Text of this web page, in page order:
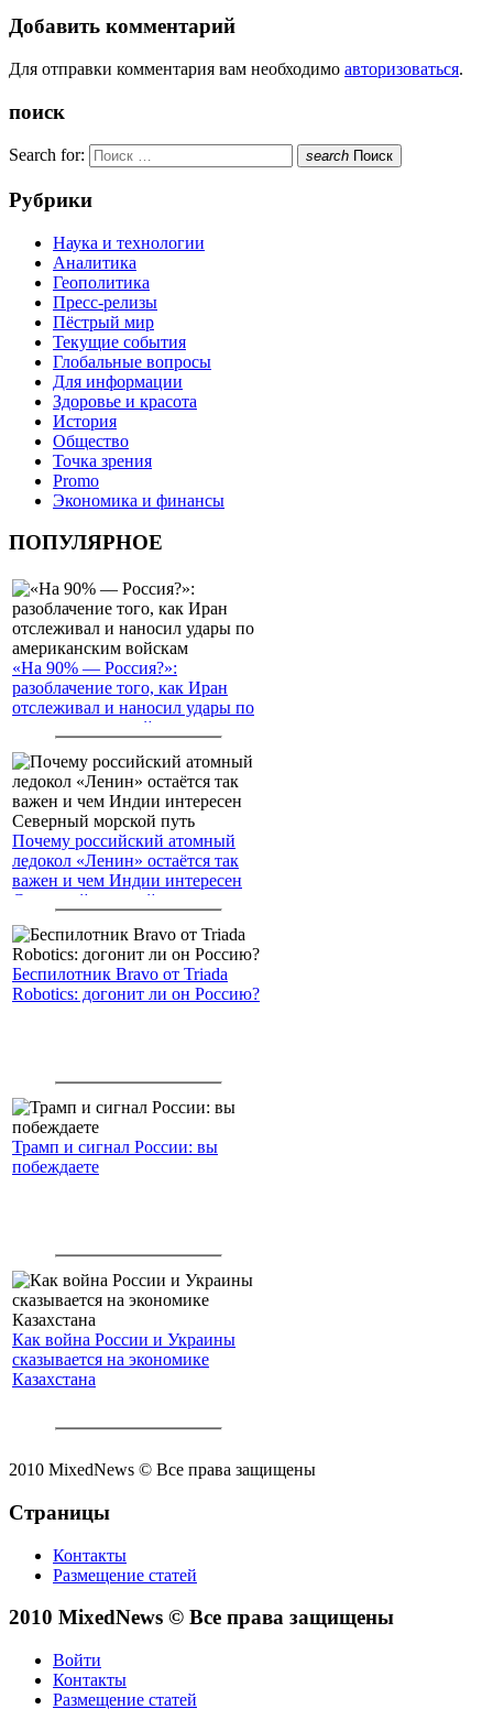
Добавить комментарий
Для отправки комментария вам необходимо авторизоваться.
поиск
Search for: search Поиск
Рубрики
Наука и технологии
Аналитика
Геополитика
Пресс-релизы
Пёстрый мир
Текущие события
Глобальные вопросы
Для информации
Здоровье и красота
История
Общество
Точка зрения
Promo
Экономика и финансы
ПОПУЛЯРНОЕ
«На 90% — Россия?»:
разоблачение того, как Иран
отслеживал и наносил удары по
американским войскам
Почему российский атомный
ледокол «Ленин» остаётся так
важен и чем Индии интересен
Северный морской путь
Беспилотник Bravo от Triada
Robotics: догонит ли он Россию?
Трамп и сигнал России: вы
побеждаете
Как война России и Украины
сказывается на экономике
Казахстана
2010 MixedNews © Все права защищены
Страницы
Контакты
Размещение статей
2010 MixedNews © Все права защищены
Войти
Контакты
Размещение статей